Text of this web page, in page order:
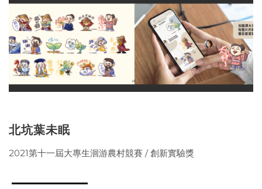
北坑葉未眠
2021第十一屆大專生洄游農村競賽 / 創新實驗獎